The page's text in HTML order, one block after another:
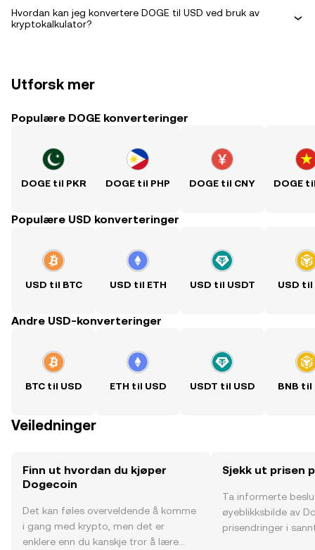
Hvordan kan jeg konvertere DOGE til USD ved bruk av
kryptokalkulator?
Utforsk mer
Populære DOGE konverteringer
DOGE til PKR DOGE til PHP DOGE til CNY DOGE
Populære USD konverteringer
USD til BTC USD til ETH USD til USDT USD til
Andre USD-konverteringer
BTC til USD ETH til USD USDT til USD BNB til
Veiledninger
Finn ut hvordan du kjøper
Dogecoin
Det kan føles overveldende å komme
i gang med krypto, men det er
enklere enn du kanskje tror å lære
Sjekk ut prisen
Ta informerte
øyeblikksbilde av
prisendringer i